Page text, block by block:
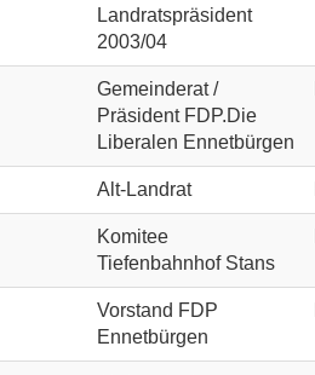
Landratspräsident
2003/04
Gemeinderat /
Präsident FDP.Die
Liberalen Ennetbürgen
Alt-Landrat
Komitee
Tiefenbahnhof Stans
Vorstand FDP
Ennetbürgen